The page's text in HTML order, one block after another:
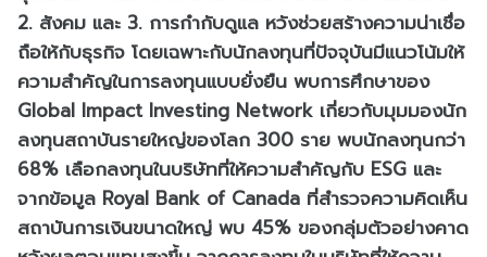
2. สังคม และ 3. การกำกับดูแล หวังช่วยสร้างความน่าเชื่อ
ถือให้กับธุรกิจ โดยเฉพาะกับนักลงทุนที่ปัจจุบันมีแนวโน้มให้
ความสำคัญในการลงทุนแบบยั่งยืน พบการศึกษาของ
Global Impact Investing Network เกี่ยวกับมุมมองนัก
ลงทุนสถาบันรายใหญ่ของโลก 300 ราย พบนักลงทุนกว่า
68% เลือกลงทุนในบริษัทที่ให้ความสำคัญกับ ESG และ
จากข้อมูล Royal Bank of Canada ที่สำรวจความคิดเห็น
สถาบันการเงินขนาดใหญ่ พบ 45% ของกลุ่มตัวอย่างคาด